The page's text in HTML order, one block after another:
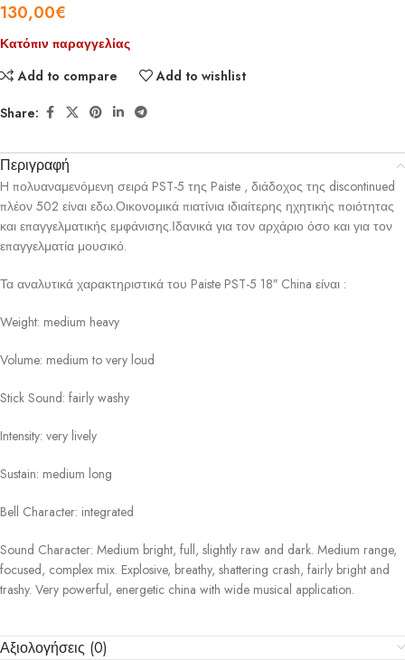
130,00€
Κατόπιν παραγγελίας
Add to compare
Add to wishlist
Share:
Περιγραφή
H πολυαναμενόμενη σειρά PST-5 της Paiste , διάδοχος της discontinued
πλέον 502 είναι εδω.Οικονομικά πιατίνια ιδιαίτερης ηχητικής ποιότητας
και επαγγελματικής εμφάνισης.Ιδανικά για τον αρχάριο όσο και για τον
επαγγελματία μουσικό.
Τα αναλυτικά χαρακτηριστικά του Paiste PST-5 18″ China είναι :
Weight: medium heavy
Volume: medium to very loud
Stick Sound: fairly washy
Intensity: very lively
Sustain: medium long
Bell Character: integrated
Sound Character: Medium bright, full, slightly raw and dark. Medium range,
focused, complex mix. Explosive, breathy, shattering crash, fairly bright and
trashy. Very powerful, energetic china with wide musical application.
Αξιολογήσεις (0)